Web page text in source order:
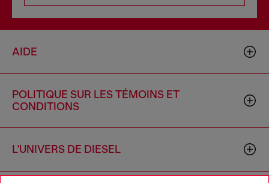
AIDE
POLITIQUE SUR LES TÉMOINS ET
CONDITIONS
L'UNIVERS DE DIESEL